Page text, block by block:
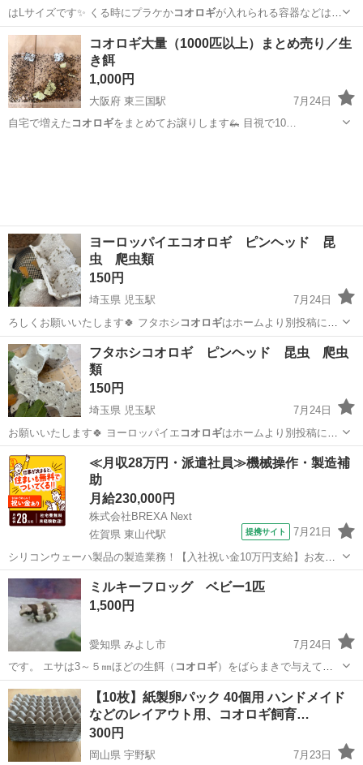
はLサイズです✨ くる時にプラケかコオロギが入れられる容器などは持
ってきて下さ…
福岡 福岡市 福大前駅 コオロギ
コオロギ大量（1000匹以上）まとめ売り／生
き餌
1,000円
大阪府 東三国駅
7月24日
自宅で増えた コオロギをまとめてお譲りします🦗 目視で10…
ヨーロッパイエコオロギ ピンヘッド 昆
虫 爬虫類
150円
埼玉県 児玉駅
7月24日
ろしくお願いいたします🍀 フタホシ コオロギはホームより別投稿にて
お願いいたし…
埼玉 本庄市 児玉駅 その他 ピンヘッド
フタホシコオロギ ピンヘッド 昆虫 爬虫
類
150円
埼玉県 児玉駅
7月24日
お願いいたします🍀 ヨーロッパイエ コオロギはホームより別投稿にて
お願いいたし…
埼玉 本庄市 児玉駅 その他
≪月収28万円・派遣社員≫機械操作・製造補
助
月給230,000円
株式会社BREXA Next
佐賀県 東山代駅
提携サイト 7月21日
シリコンウェーハ製品の製造業務！【入社祝い金10万円支給】お友達
やカップルとの応募OK◎年間休日129日＆休出なしでプライベート充
実♪業務はクリーンルームで快適作業◎自社正社員登用制度あり★1食
300円～の格安食堂あり！《佐...
佐賀 伊万里市 東山代駅 その他
ミルキーフロッグ ベビー1匹
1,500円
愛知県 みよし市
7月24日
です。 エサは3～５㎜ほどの生餌（ コオロギ）をばらまきで与えてい
ます。 サイ…
愛知 みよし市 その他 ベビー
【10枚】紙製卵パック 40個用 ハンドメイド
などのレイアウト用、コオロギ飼育…
300円
岡山県 宇野駅
7月23日